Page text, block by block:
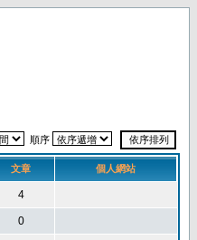
順序
文章 個人網站
4
0